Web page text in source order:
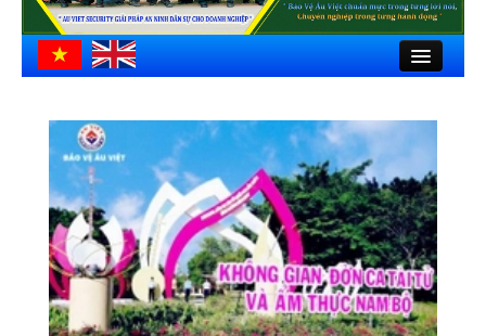
Trang chủ
Giới thiệu
Hồ sơ công ty